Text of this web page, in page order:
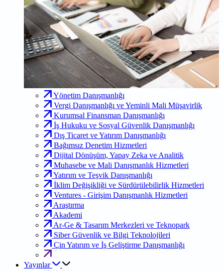
Yönetim Danışmanlığı
Vergi Danışmanlığı ve Yeminli Mali Müşavirlik
Kurumsal Finansman Danışmanlığı
İş Hukuku ve Sosyal Güvenlik Danışmanlığı
Dış Ticaret ve Yatırım Danışmanlığı
Bağımsız Denetim Hizmetleri
Dijital Dönüşüm, Yapay Zeka ve Analitik
Muhasebe ve Mali Danışmanlık Hizmetleri
Yatırım ve Teşvik Danışmanlığı
İklim Değişikliği ve Sürdürülebilirlik Hizmetleri
Ventures - Girişim Danışmanlık Hizmetleri
Araştırma
Akademi
Ar-Ge & Tasarım Merkezleri ve Teknopark
Siber Güvenlik ve Bilgi Teknolojileri
Çin Yatırım ve İş Geliştirme Danışmanlığı
Yayınlar